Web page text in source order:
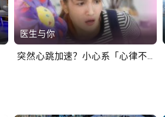
医生与你